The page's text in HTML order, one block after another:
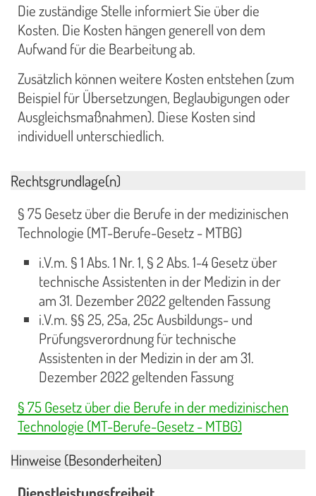
Die zuständige Stelle informiert Sie über die
Kosten. Die Kosten hängen generell von dem
Aufwand für die Bearbeitung ab.
Zusätzlich können weitere Kosten entstehen (zum
Beispiel für Übersetzungen, Beglaubigungen oder
Ausgleichsmaßnahmen). Diese Kosten sind
individuell unterschiedlich.
Rechtsgrundlage(n)
§ 75 Gesetz über die Berufe in der medizinischen
Technologie (MT-Berufe-Gesetz - MTBG)
i.V.m. § 1 Abs. 1 Nr. 1, § 2 Abs. 1-4 Gesetz über
technische Assistenten in der Medizin in der
am 31. Dezember 2022 geltenden Fassung
i.V.m. §§ 25, 25a, 25c Ausbildungs- und
Prüfungsverordnung für technische
Assistenten in der Medizin in der am 31.
Dezember 2022 geltenden Fassung
§ 75 Gesetz über die Berufe in der medizinischen
Technologie (MT-Berufe-Gesetz - MTBG)
Hinweise (Besonderheiten)